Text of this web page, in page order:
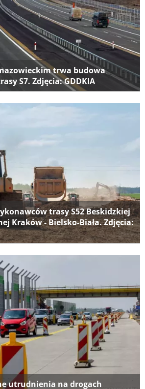
trwa budowa
S7. Zdjęcia: GDDKIA
trasy S52 Beskidzkiej
Kraków - Bielsko-Biała. Zdjęcia:
utrudnienia na drogach